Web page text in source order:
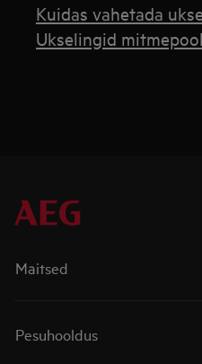
Kuidas vahetada
Ukselingid
Maitsed
Pesuhooldus